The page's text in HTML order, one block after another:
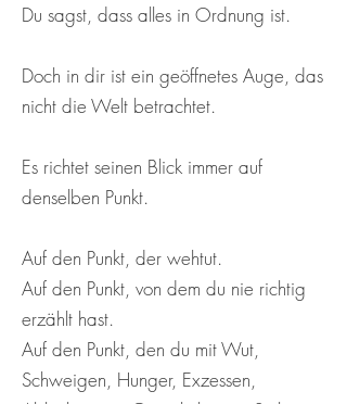
Du sagst, dass alles in Ordnung ist.
Doch in dir ist ein geöffnetes Auge, das
nicht die Welt betrachtet.
Es richtet seinen Blick immer auf
denselben Punkt.
Auf den Punkt, der wehtut.
Auf den Punkt, von dem du nie richtig
erzählt hast.
Auf den Punkt, den du mit Wut,
Schweigen, Hunger, Exzessen,